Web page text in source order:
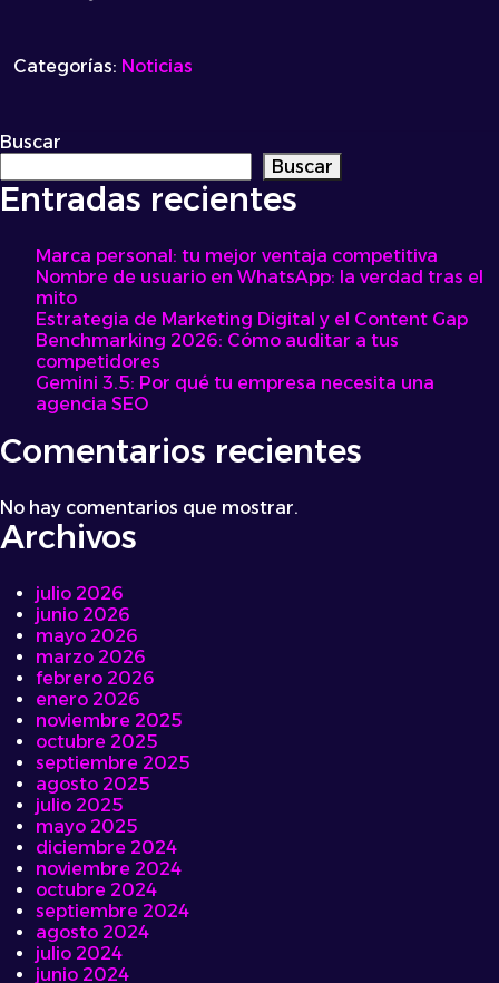
Categorías: Noticias
Buscar
Buscar
Entradas recientes
Marca personal: tu mejor ventaja competitiva
Nombre de usuario en WhatsApp: la verdad tras el
mito
Estrategia de Marketing Digital y el Content Gap
Benchmarking 2026: Cómo auditar a tus
competidores
Gemini 3.5: Por qué tu empresa necesita una
agencia SEO
Comentarios recientes
No hay comentarios que mostrar.
Archivos
julio 2026
junio 2026
mayo 2026
marzo 2026
febrero 2026
enero 2026
noviembre 2025
octubre 2025
septiembre 2025
agosto 2025
julio 2025
mayo 2025
diciembre 2024
noviembre 2024
octubre 2024
septiembre 2024
agosto 2024
julio 2024
junio 2024